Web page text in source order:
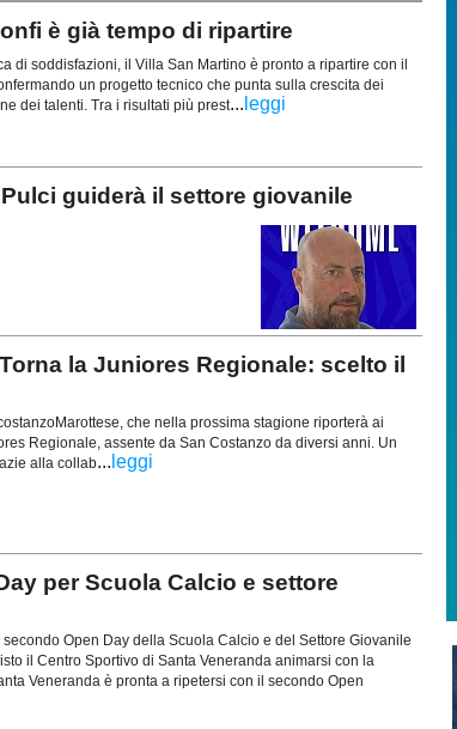
è già tempo di ripartire
di soddisfazioni, il Villa San Martino è pronto a ripartire con il
un progetto tecnico che punta sulla crescita dei
dei talenti. Tra i risultati più prest... leggi
guiderà il settore giovanile
la Juniores Regionale: scelto il
che nella prossima stagione riporterà ai
Regionale, assente da San Costanzo da diversi anni. Un
alla collab... leggi
per Scuola Calcio e settore
Open Day della Scuola Calcio e del Settore Giovanile
il Centro Sportivo di Santa Veneranda animarsi con la
Veneranda è pronta a ripetersi con il secondo Open